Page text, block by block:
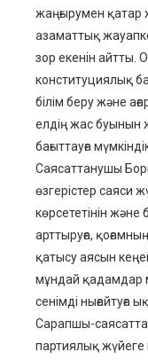
жаңғырумен қатар
азаматтық
зор екенін айтты.
конституциялық
білім беру және
елдің жас буынын
бағыттауға
Саясаттанушы
өзгерістер саяси
көрсететінін
арттыруға,
қатысу аясын
мұндай қадамдар
сенімді нығайтуға
Сарапшы-
партиялық